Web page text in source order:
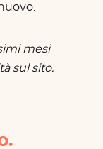
mesi
sul sito.